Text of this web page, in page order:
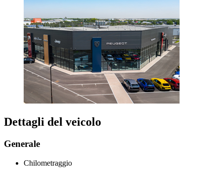
Dettagli del veicolo
Generale
Chilometraggio